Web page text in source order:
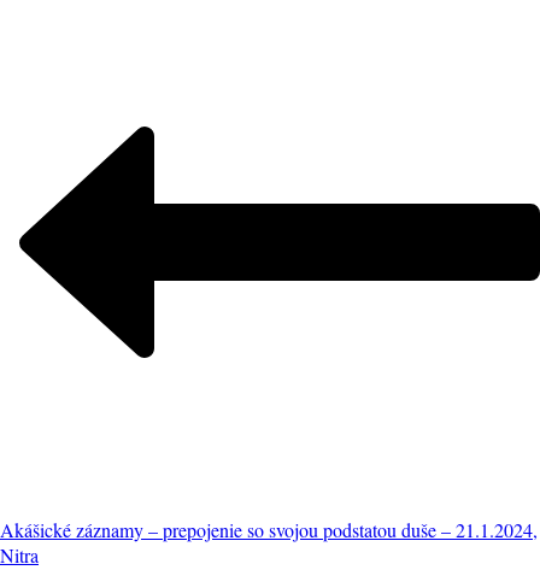
Akášické záznamy – prepojenie so svojou podstatou duše – 21.1.2024,
Nitra